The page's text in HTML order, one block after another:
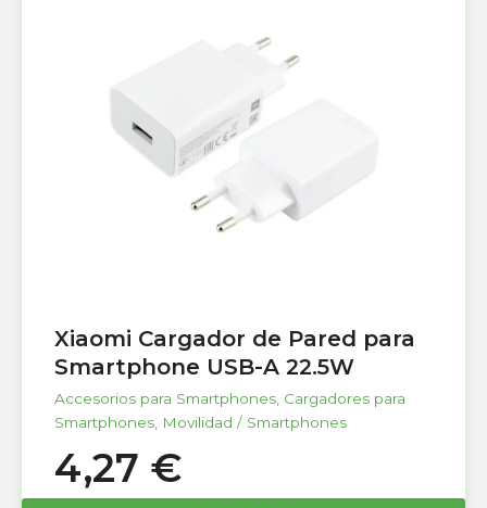
Xiaomi Cargador de Pared para
Smartphone USB-A 22.5W
Accesorios para Smartphones Cargadores para
Smartphones Movilidad / Smartphones
4,27 €